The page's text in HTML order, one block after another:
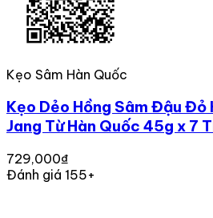
Kẹo Sâm Hàn Quốc
Kẹo Dẻo Hồng Sâm Đậu Đỏ
Jang Từ Hàn Quốc 45g x 7
729,000₫
Đánh giá 155+